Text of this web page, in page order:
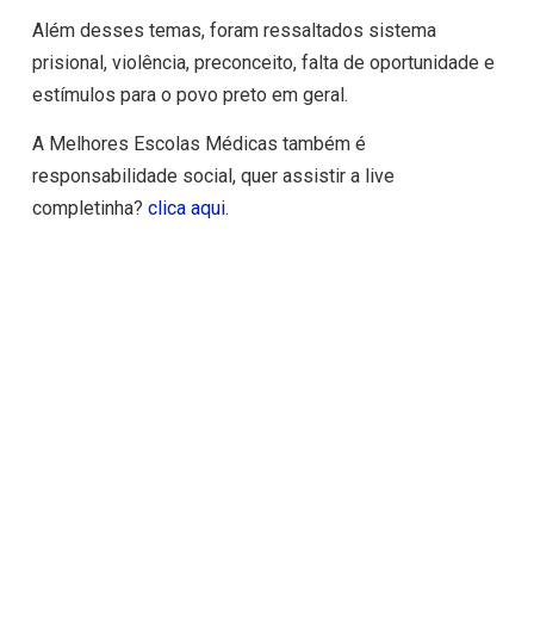
Além desses temas, foram ressaltados sistema
prisional, violência, preconceito, falta de oportunidade e
estímulos para o povo preto em geral.
A Melhores Escolas Médicas também é
responsabilidade social, quer assistir a live
completinha? clica aqui.